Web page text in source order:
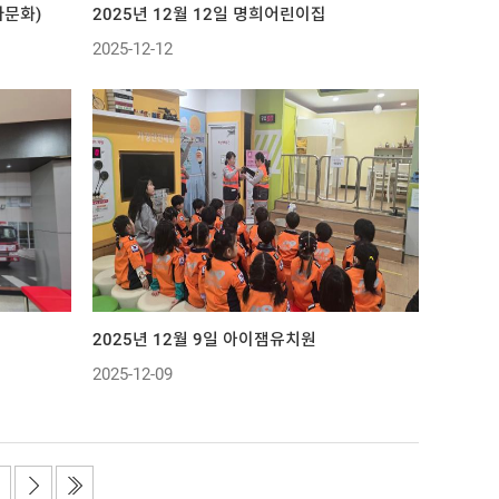
화)
2025년 12월 12일 명희어린이집
2025-12-12
2025년 12월 9일 아이잼유치원
2025-12-09